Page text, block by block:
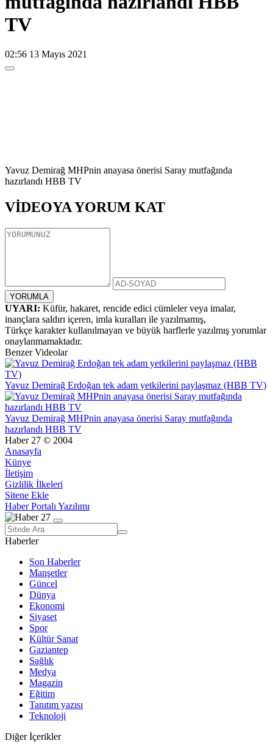
TV
02:56 13 Mayıs 2021
Yavuz Demirağ MHPnin anayasa önerisi Saray mutfağında
hazırlandı HBB TV
VİDEOYAYORUM KAT
UYARI: Küfür, hakaret, rencide edici cümleler veya imalar,
inançlara saldırı içeren, imla kuralları ile yazılmamış,
Türkçe karakter kullanılmayan ve büyük harflerle yazılmış yorumlar
onaylanmamaktadır.
Benzer Videolar
Yavuz Demirağ Erdoğan tek adam yetkilerini paylaşmaz (HBB TV)
Yavuz Demirağ MHPnin anayasa önerisi Saray mutfağında
hazırlandı HBB TV
Haber 27 © 2004
Anasayfa
Künye
İletişim
Gizlilik İlkeleri
Sitene Ekle
Haber Portalı Yazılımı
Haberler
Son Haberler
Manşetler
Güncel
Dünya
Ekonomi
Siyaset
Spor
Kültür Sanat
Gaziantep
Sağlık
Medya
Magazin
Eğitim
Tanıtım yazısı
Teknoloji
Diğer İçerikler